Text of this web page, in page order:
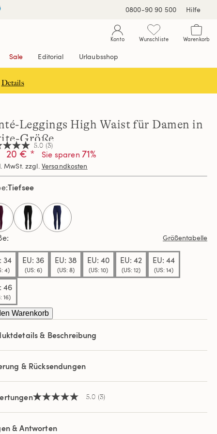
0800-90 90 500 Hilfe
Konto Wunschliste Warenkorb
Sale Editorial Urlaubsshop
Details
Leggings High Waist für Damen in
Größe
5.0 (3)
20 € * Sie sparen 71%
MwSt. zzgl. Versandkosten
Tiefsee
selected
Größentabelle
34
4)
EU: 36
(US: 6)
EU: 38
(US: 8)
EU: 40
(US: 10)
EU: 42
(US: 12)
EU: 44
(US: 14)
46
16)
Warenkorb
& Beschreibung
& Rücksendungen
5.0
5
Sternen,
Durchschnittswert
5.0 (3)
& Antworten